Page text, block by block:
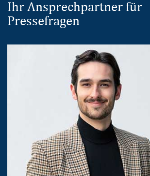
Ihr Ansprechpartner für
Pressefragen